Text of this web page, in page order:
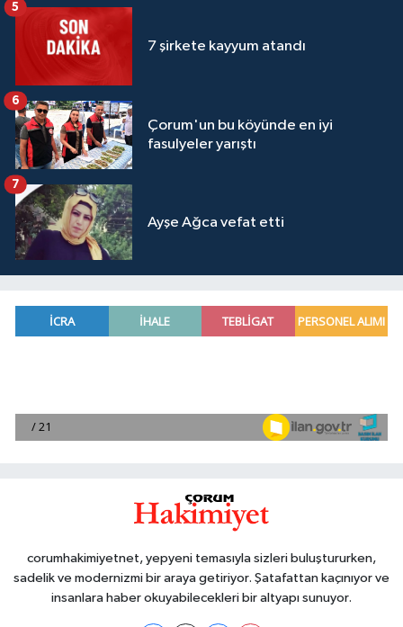
7 şirkete kayyum atandı
5
Çorum'un bu köyünde en iyi
fasulyeler yarıştı
6
Ayşe Ağca vefat etti
7
corumhakimiyetnet, yepyeni temasıyla sizleri buluştururken,
sadelik ve modernizmi bir araya getiriyor. Şatafattan kaçınıyor ve
insanlara haber okuyabilecekleri bir altyapı sunuyor.